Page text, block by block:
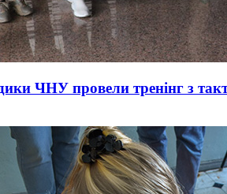
ЧНУ провели тренінг з